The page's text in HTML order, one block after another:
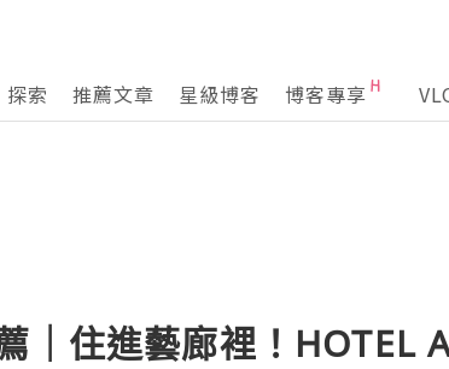
探索 推薦文章 星級博客 博客專享
｜住進藝廊裡！HOTEL